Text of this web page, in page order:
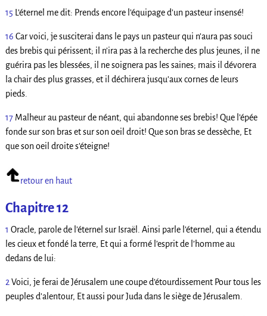
15 L’éternel me dit: Prends encore l’équipage d’un pasteur insensé!
16 Car voici, je susciterai dans le pays un pasteur qui n’aura pas souci
des brebis qui périssent; il n’ira pas à la recherche des plus jeunes, il ne
guérira pas les blessées, il ne soignera pas les saines; mais il dévorera
la chair des plus grasses, et il déchirera jusqu’aux cornes de leurs
pieds.
17Malheur au pasteur de néant, qui abandonne ses brebis! Que l’épée
fonde sur son bras et sur son oeil droit! Que son bras se dessèche, Et
que son oeil droite s’éteigne!
retour en haut
Chapitre 12
1 Oracle, parole de l’éternel sur Israël. Ainsi parle l’éternel, qui a étendu
les cieux et fondé la terre, Et qui a formé l’esprit de l’homme au
dedans de lui:
2Voici, je ferai de Jérusalem une coupe d’étourdissement Pour tous les
peuples d’alentour, Et aussi pour Juda dans le siège de Jérusalem.